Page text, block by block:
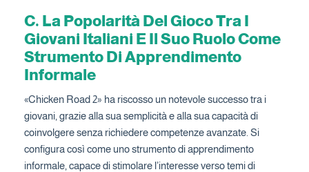
C. La Popolarità Del Gioco Tra I
Giovani Italiani E Il Suo Ruolo Come
Strumento Di Apprendimento
Informale
«Chicken Road 2» ha riscosso un notevole successo tra i
giovani, grazie alla sua semplicità e alla sua capacità di
coinvolgere senza richiedere competenze avanzate. Si
configura così come uno strumento di apprendimento
informale, capace di stimolare l’interesse verso temi di